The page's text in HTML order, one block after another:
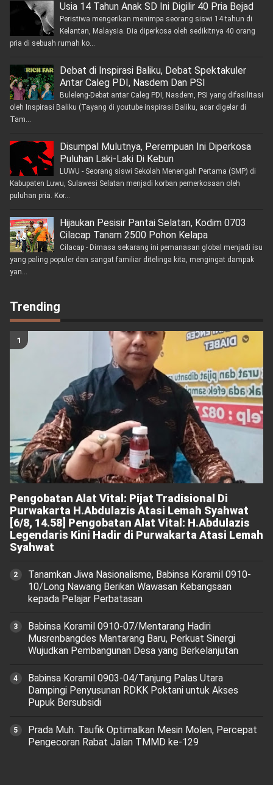
Usia 14 Tahun Anak SD Ini Digilir 40 Pria Bejad
Peristiwa mengerikan menimpa seorang siswi 14 tahun di
Kelantan, Malaysia. Dia diperkosa oleh sedikitnya 40 orang
pria di sebuah rumah ko...
Debat di Inspirasi Baliku, Debat Spektakuler
Antar Caleg PDI, Nasdem Dan PSI
Buleleng-Debat antar Caleg PDI, Nasdem, PSI yang difasilitasi
oleh Inspirasi Baliku (Tayang di youtube inspirasi Baliku, acar digelar di
Tam...
Disumpal Mulutnya, Perempuan Ini Diperkosa
Puluhan Laki-Laki Di Kebun
LUWU - Seorang siswi Sekolah Menengah Pertama (SMP) di
Kabupaten Luwu, Sulawesi Selatan menjadi korban pemerkosaan oleh
puluhan pria. Kor...
Hijaukan Pesisir Pantai Selatan, Kodim 0703
Cilacap Tanam 2500 Pohon Kelapa
Cilacap - Dimasa sekarang ini pemanasan global menjadi isu
yang paling populer dan sangat familiar ditelinga kita, mengingat dampak
yan...
Trending
Pengobatan Alat Vital: Pijat Tradisional Di
Purwakarta H.Abdulazis Atasi Lemah Syahwat
[6/8, 14.58] Pengobatan Alat Vital: H.Abdulazis
Legendaris Kini Hadir di Purwakarta Atasi Lemah
Syahwat
Tanamkan Jiwa Nasionalisme, Babinsa Koramil 0910-
10/Long Nawang Berikan Wawasan Kebangsaan
kepada Pelajar Perbatasan
Babinsa Koramil 0910-07/Mentarang Hadiri
Musrenbangdes Mantarang Baru, Perkuat Sinergi
Wujudkan Pembangunan Desa yang Berkelanjutan
‎Babinsa Koramil 0903-04/Tanjung Palas Utara
Dampingi Penyusunan RDKK Poktani untuk Akses
Pupuk Bersubsidi
Prada Muh. Taufik Optimalkan Mesin Molen, Percepat
Pengecoran Rabat Jalan TMMD ke-129